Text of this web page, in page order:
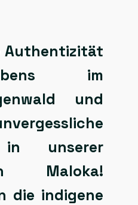
Authentizität
im
und
in unserer
Maloka!
die indigene